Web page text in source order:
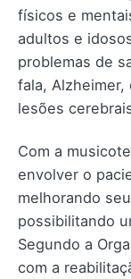
físicos e
adultos e
problemas de
fala, Alzheimer,
lesões
Com a
envolver o
melhorando
possibilitando
Segundo a
com a